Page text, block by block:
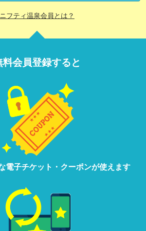
ニフティ温泉会員とは？
料会員登録すると
電子チケット・クーポンが使えます